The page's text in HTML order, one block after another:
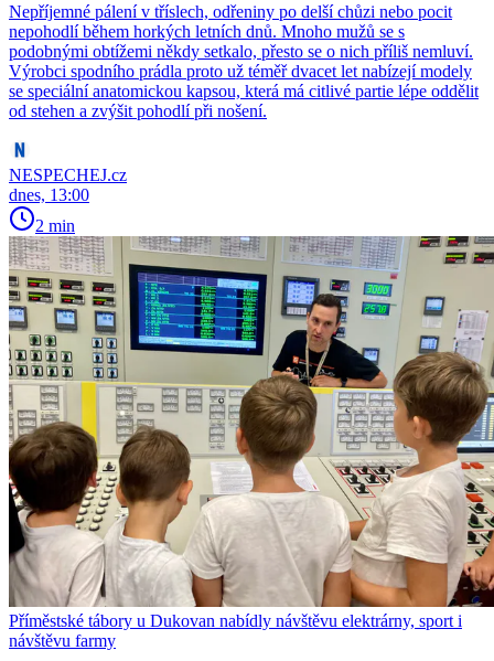
Nepříjemné pálení v tříslech, odřeniny po delší chůzi nebo pocit
nepohodlí během horkých letních dnů. Mnoho mužů se s
podobnými obtížemi někdy setkalo, přesto se o nich příliš nemluví.
Výrobci spodního prádla proto už téměř dvacet let nabízejí modely
se speciální anatomickou kapsou, která má citlivé partie lépe oddělit
od stehen a zvýšit pohodlí při nošení.
NESPECHEJ.cz
dnes, 13:00
2 min
Příměstské tábory u Dukovan nabídly návštěvu elektrárny, sport i
návštěvu farmy